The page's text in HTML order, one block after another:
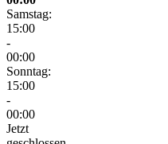
Samstag:
15:00
-
00:00
Sonntag:
15:00
-
00:00
Jetzt